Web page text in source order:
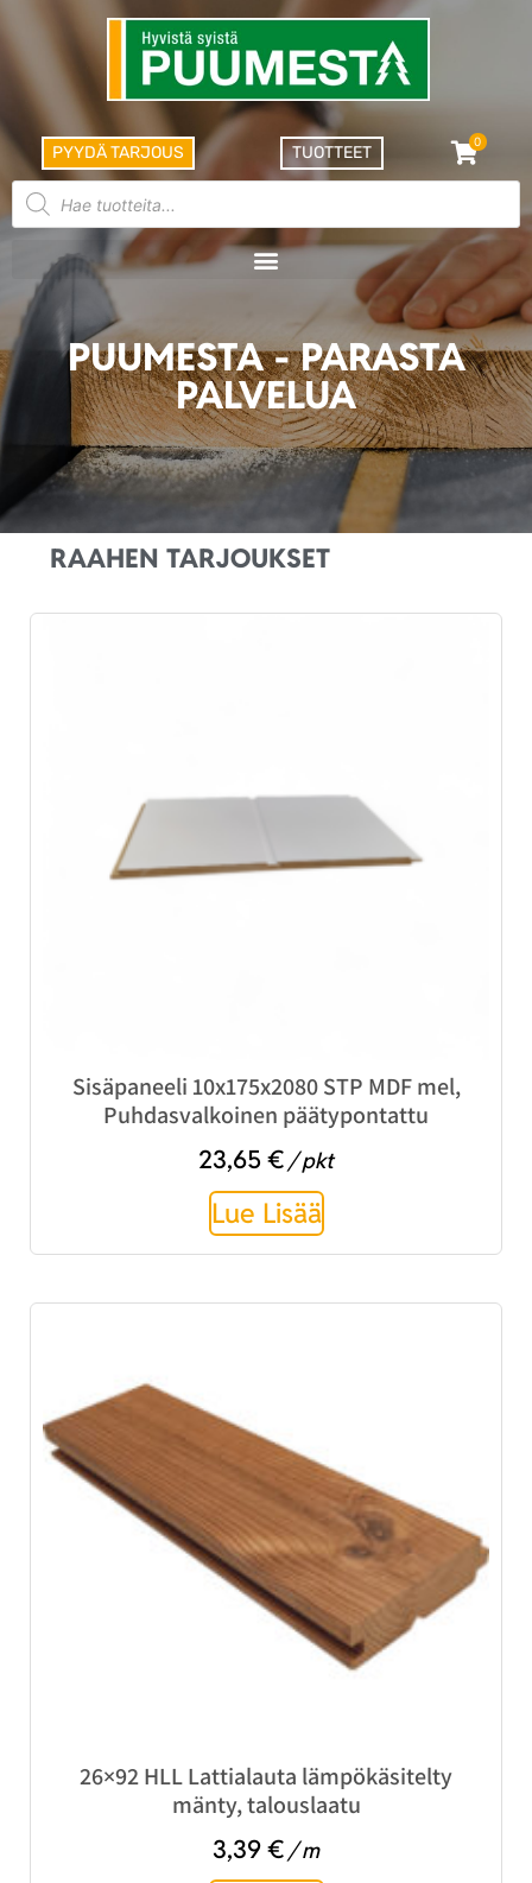
PYYDÄ TARJOUS TUOTTEET
0
PUUMESTA - PARASTA
PALVELUA
RAAHEN TARJOUKSET
Sisäpaneeli 10x175x2080 STP MDF mel,
Puhdasvalkoinen päätypontattu
23,65€/ pkt
Lue Lisää
26×92 HLL Lattialauta lämpökäsitelty
mänty, talouslaatu
3,39€/ m